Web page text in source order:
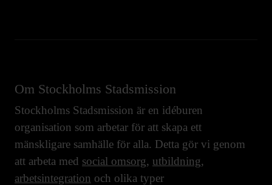
Om Stockholms Stadsmission
Stockholms Stadsmission är en idéburen
organisation som arbetar för att skapa ett
mänskligare samhälle för alla. Detta gör vi genom
att arbeta med social omsorg, utbildning,
arbetsintegration och olika typer